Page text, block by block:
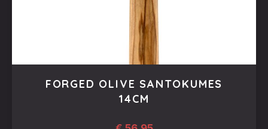
FORGED OLIVE SANTOKUMES
14CM